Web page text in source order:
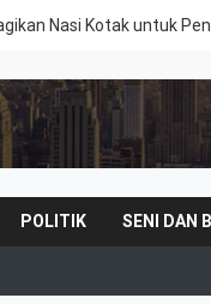
Nasi Kotak untuk
POLITIK SENI DAN